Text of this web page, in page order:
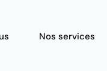
Nos services